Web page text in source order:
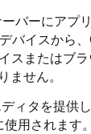
バーにア
イスから
またはブ
せん。
ィタを提
用されます。